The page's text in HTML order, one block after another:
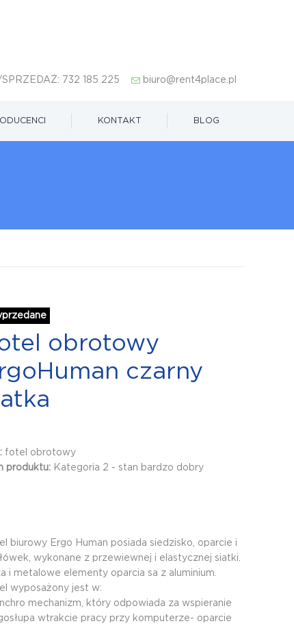
732 185 225 biuro@rent4place.pl
KONTAKT BLOG
obrotowy
czarny
fotel obrotowy
produktu: Kategoria 2 - stan bardzo dobry
biurowy Ergo Human posiada siedzisko, oparcie i
wykonane z przewiewnej i elastycznej siatki.
i metalowe elementy oparcia sa z aluminium.
wyposażony jest w:
mechanizm, który odpowiada za wspieranie
wtrakcie pracy przy komputerze- oparcie